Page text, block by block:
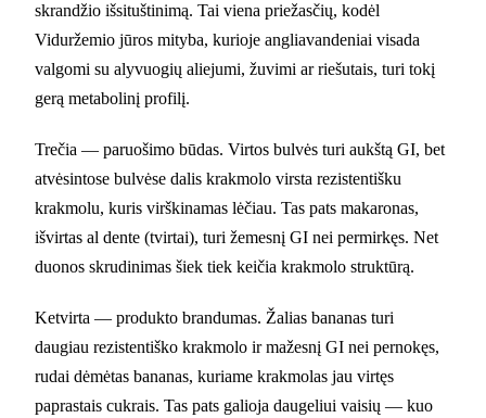
skrandžio išsituštinimą. Tai viena priežasčių, kodėl
Viduržemio jūros mityba, kurioje angliavandeniai visada
valgomi su alyvuogių aliejumi, žuvimi ar riešutais, turi tokį
gerą metabolinį profilį.
Trečia — paruošimo būdas. Virtos bulvės turi aukštą GI, bet
atvėsintose bulvėse dalis krakmolo virsta rezistentišku
krakmolu, kuris virškinamas lėčiau. Tas pats makaronas,
išvirtas al dente (tvirtai), turi žemesnį GI nei permirkęs. Net
duonos skrudinimas šiek tiek keičia krakmolo struktūrą.
Ketvirta — produkto brandumas. Žalias bananas turi
daugiau rezistentiško krakmolo ir mažesnį GI nei pernokęs,
rudai dėmėtas bananas, kuriame krakmolas jau virtęs
paprastais cukrais. Tas pats galioja daugeliui vaisių — kuo